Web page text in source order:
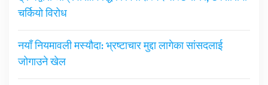
चर्कियो विरोध
नयाँ नियमावली मस्यौदा: भ्रष्टाचार मुद्दा लागेका सांसदलाई
जोगाउने खेल